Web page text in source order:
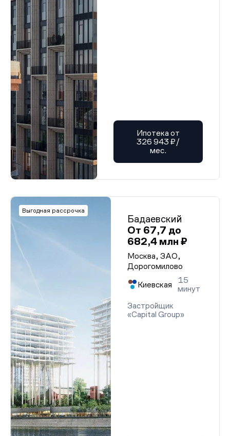
Ипотека от
326 943 ₽/
мес.
Выгодная рассрочка
Бадаевский
От 67,7 до
682,4 млн ₽
Москва, ЗАО,
Дорогомилово
Киевская
15
минут
Застройщик
«Capital Group»